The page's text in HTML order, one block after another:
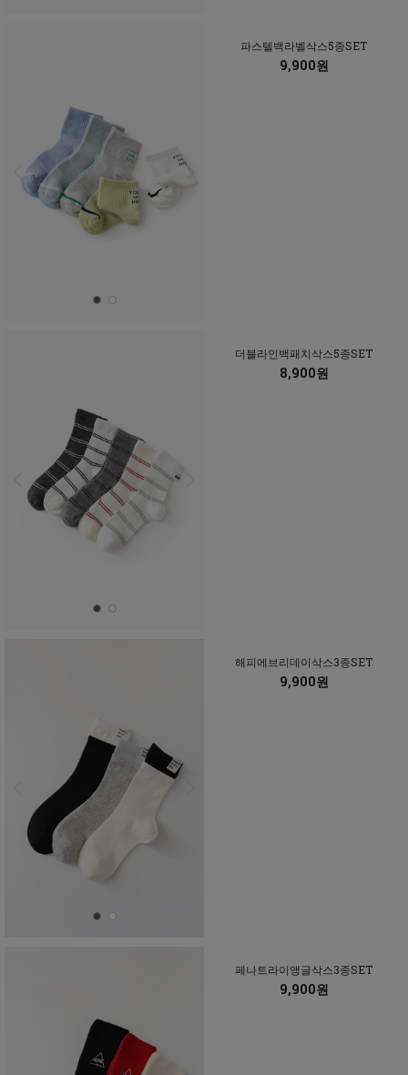
파스텔백라벨삭스5종SET
9,900원
더블라인백패치삭스5종SET
8,900원
해피에브리데이삭스3종SET
9,900원
페나트라이앵글삭스3종SET
9,900원